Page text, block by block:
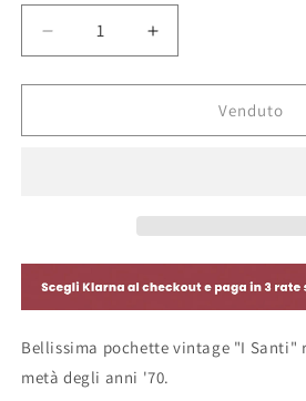
Diminuisci
quantità
per
&quot;I
Design
in
Italy
Aumenta
quantità
per
Pochette
&quot;I
Design
in
Venduto
Bellissima pochette vintage "I Santi"
metà degli anni '70.